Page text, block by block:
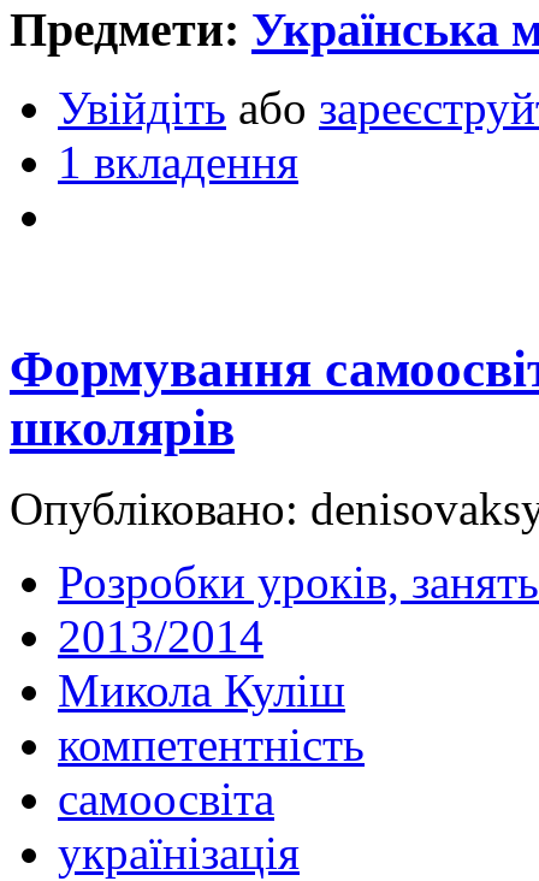
Предмети: Українська
Увійдіть або
1 вкладення
Формування
школярів
Опубліковано:
Розробки уроків, занять
2013/2014
Микола Куліш
компетентність
самоосвіта
українізація